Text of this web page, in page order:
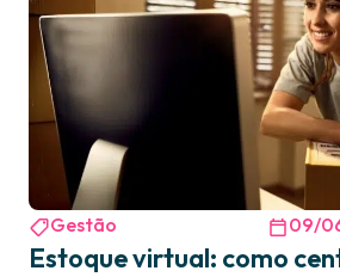
Gestão 09/
Estoque virtual: como